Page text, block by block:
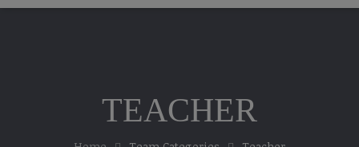
TEACHER